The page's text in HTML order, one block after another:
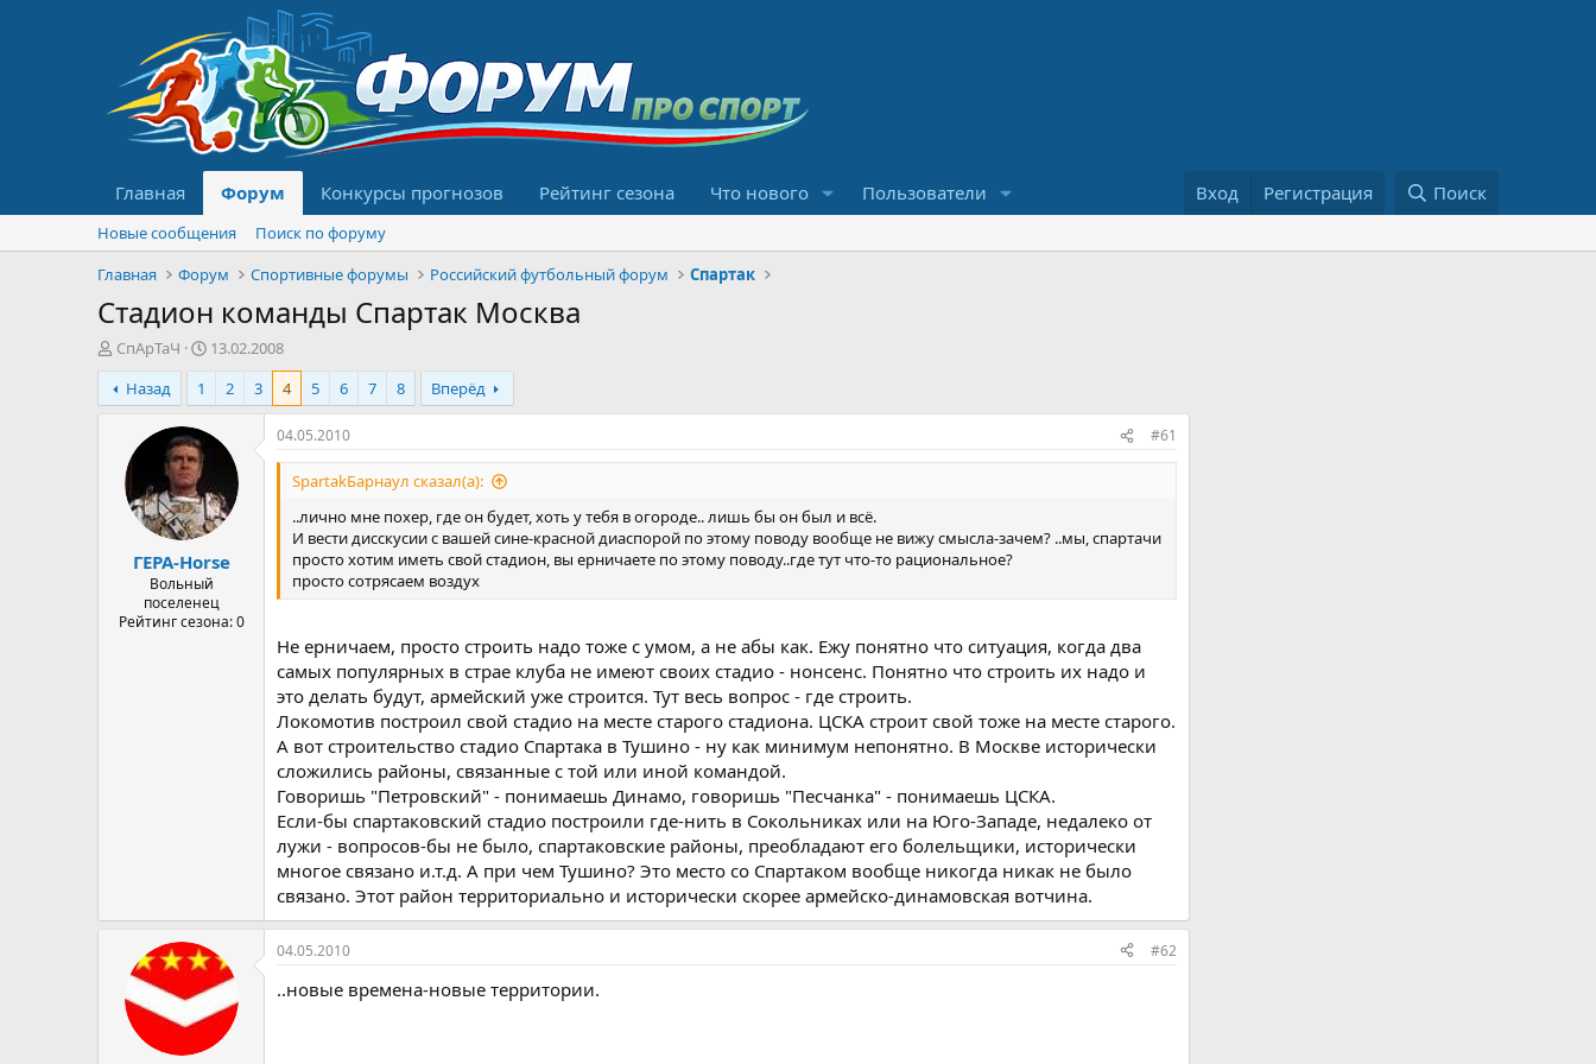
Главная Форум Конкурсы прогнозов Рейтинг сезона Что нового Пользователи Вход Регистрация Поиск
Новые сообщения
Поиск по форуму
Главная
Форум Спортивные форумы Российский футбольный форум Спартак
Стадион команды Спартак Москва
А
в
т
о
м
СпАрТаЧ
Д
а
а
н
а
л
а
13.02.2008
Назад
1 2 3 4 5 6 7 8 Вперёд
ГЕРА-Horse
Вольный
поселенец
Рейтинг сезона: 0
04.05.2010 #61
SpartakБарнаул сказал(а):
..лично мне похер, где он будет, хоть у тебя в огороде.. лишь бы он был и всё.
И вести дисскусии с вашей сине-красной диаспорой по этому поводу вообще не вижу смысла-зачем? ..мы, спартачи
просто хотим иметь свой стадион, вы ерничаете по этому поводу..где тут что-то рациональное?
просто сотрясаем воздух
Не ерничаем, просто строить надо тоже с умом, а не абы как. Ежу понятно что ситуация, когда два
самых популярных в страе клуба не имеют своих стадио - нонсенс. Понятно что строить их надо и
это делать будут, армейский уже строится. Тут весь вопрос - где строить.
Локомотив построил свой стадио на месте старого стадиона. ЦСКА строит свой тоже на месте старого.
А вот строительство стадио Спартака в Тушино - ну как минимум непонятно. В Москве исторически
сложились районы, связанные с той или иной командой.
Говоришь "Петровский" - понимаешь Динамо, говоришь "Песчанка" - понимаешь ЦСКА.
Если-бы спартаковский стадио построили где-нить в Сокольниках или на Юго-Западе, недалеко от
лужи - вопросов-бы не было, спартаковские районы, преобладают его болельщики, исторически
многое связано и.т.д. А при чем Тушино? Это место со Спартаком вообще никогда никак не было
связано. Этот район территориально и исторически скорее армейско-динамовская вотчина.
04.05.2010 #62
..новые времена-новые территории.